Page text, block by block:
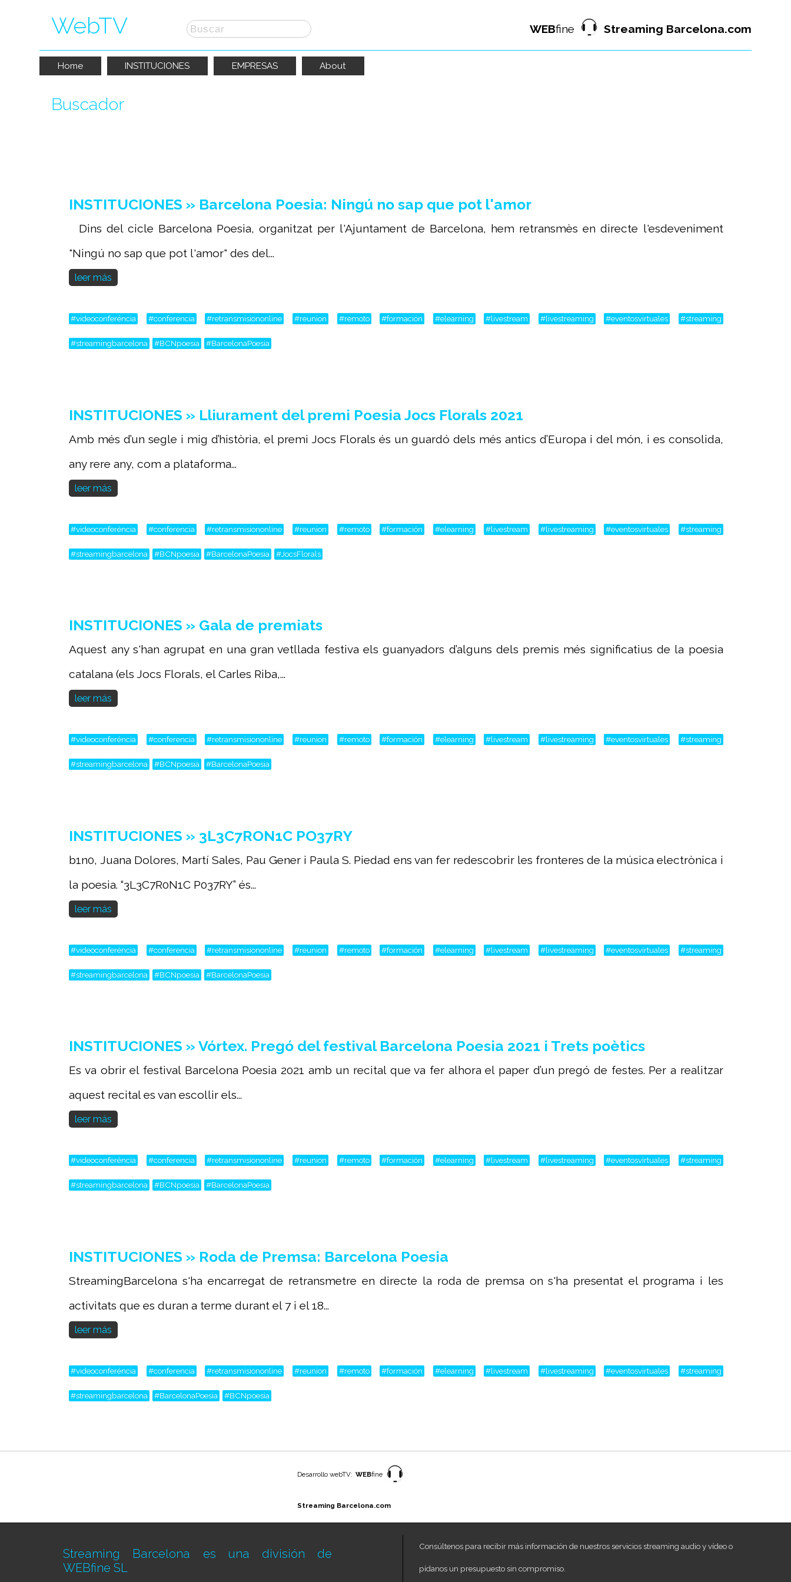
WebTV WEBfine Streaming Barcelona.com
Home INSTITUCIONES EMPRESAS About
Buscador
INSTITUCIONES » Barcelona Poesia: Ningú no sap que pot l'amor
Dins del cicle Barcelona Poesia, organitzat per l'Ajuntament de Barcelona, hem retransmès en directe l'esdeveniment
"Ningú no sap que pot l'amor" des del...
leer más
#videoconferéncia #conferencia #retransmisiononline #reunion #remoto #formación #elearning #livestream #livestreaming #eventosvirtuales #streaming
#streamingbarcelona #BCNpoesia #BarcelonaPoesia
INSTITUCIONES » Lliurament del premi Poesia Jocs Florals 2021
Amb més d’un segle i mig d’història, el premi Jocs Florals és un guardó dels més antics d’Europa i del món, i es consolida,
any rere any, com a plataforma...
leer más
#videoconferéncia #conferencia #retransmisiononline #reunion #remoto #formación #elearning #livestream #livestreaming #eventosvirtuales #streaming
#streamingbarcelona #BCNpoesia #BarcelonaPoesia #JocsFlorals
INSTITUCIONES » Gala de premiats
Aquest any s'han agrupat en una gran vetllada festiva els guanyadors d’alguns dels premis més significatius de la poesia
catalana (els Jocs Florals, el Carles Riba,...
leer más
#videoconferéncia #conferencia #retransmisiononline #reunion #remoto #formación #elearning #livestream #livestreaming #eventosvirtuales #streaming
#streamingbarcelona #BCNpoesia #BarcelonaPoesia
INSTITUCIONES » 3L3C7RON1C PO37RY
b1n0, Juana Dolores, Martí Sales, Pau Gener i Paula S. Piedad ens van fer redescobrir les fronteres de la música electrònica i
la poesia. “3L3C7R0N1C P037RY” és...
leer más
#videoconferéncia #conferencia #retransmisiononline #reunion #remoto #formación #elearning #livestream #livestreaming #eventosvirtuales #streaming
#streamingbarcelona #BCNpoesia #BarcelonaPoesia
INSTITUCIONES » Vórtex. Pregó del festival Barcelona Poesia 2021 i Trets poètics
Es va obrir el festival Barcelona Poesia 2021 amb un recital que va fer alhora el paper d’un pregó de festes. Per a realitzar
aquest recital es van escollir els...
leer más
#videoconferéncia #conferencia #retransmisiononline #reunion #remoto #formación #elearning #livestream #livestreaming #eventosvirtuales #streaming
#streamingbarcelona #BCNpoesia #BarcelonaPoesia
INSTITUCIONES » Roda de Premsa: Barcelona Poesia
StreamingBarcelona s'ha encarregat de retransmetre en directe la roda de premsa on s'ha presentat el programa i les
activitats que es duran a terme durant el 7 i el 18...
leer más
#videoconferéncia #conferencia #retransmisiononline #reunion #remoto #formación #elearning #livestream #livestreaming #eventosvirtuales #streaming
#streamingbarcelona #BarcelonaPoesia #BCNpoesia
Desarrollo webTV: WEBfine
Streaming Barcelona.com
Streaming Barcelona es una división de
WEBfine SL
Consúltenos para recibir más información de nuestros servicios streaming audio y vídeo o
pídanos un presupuesto sin compromiso.